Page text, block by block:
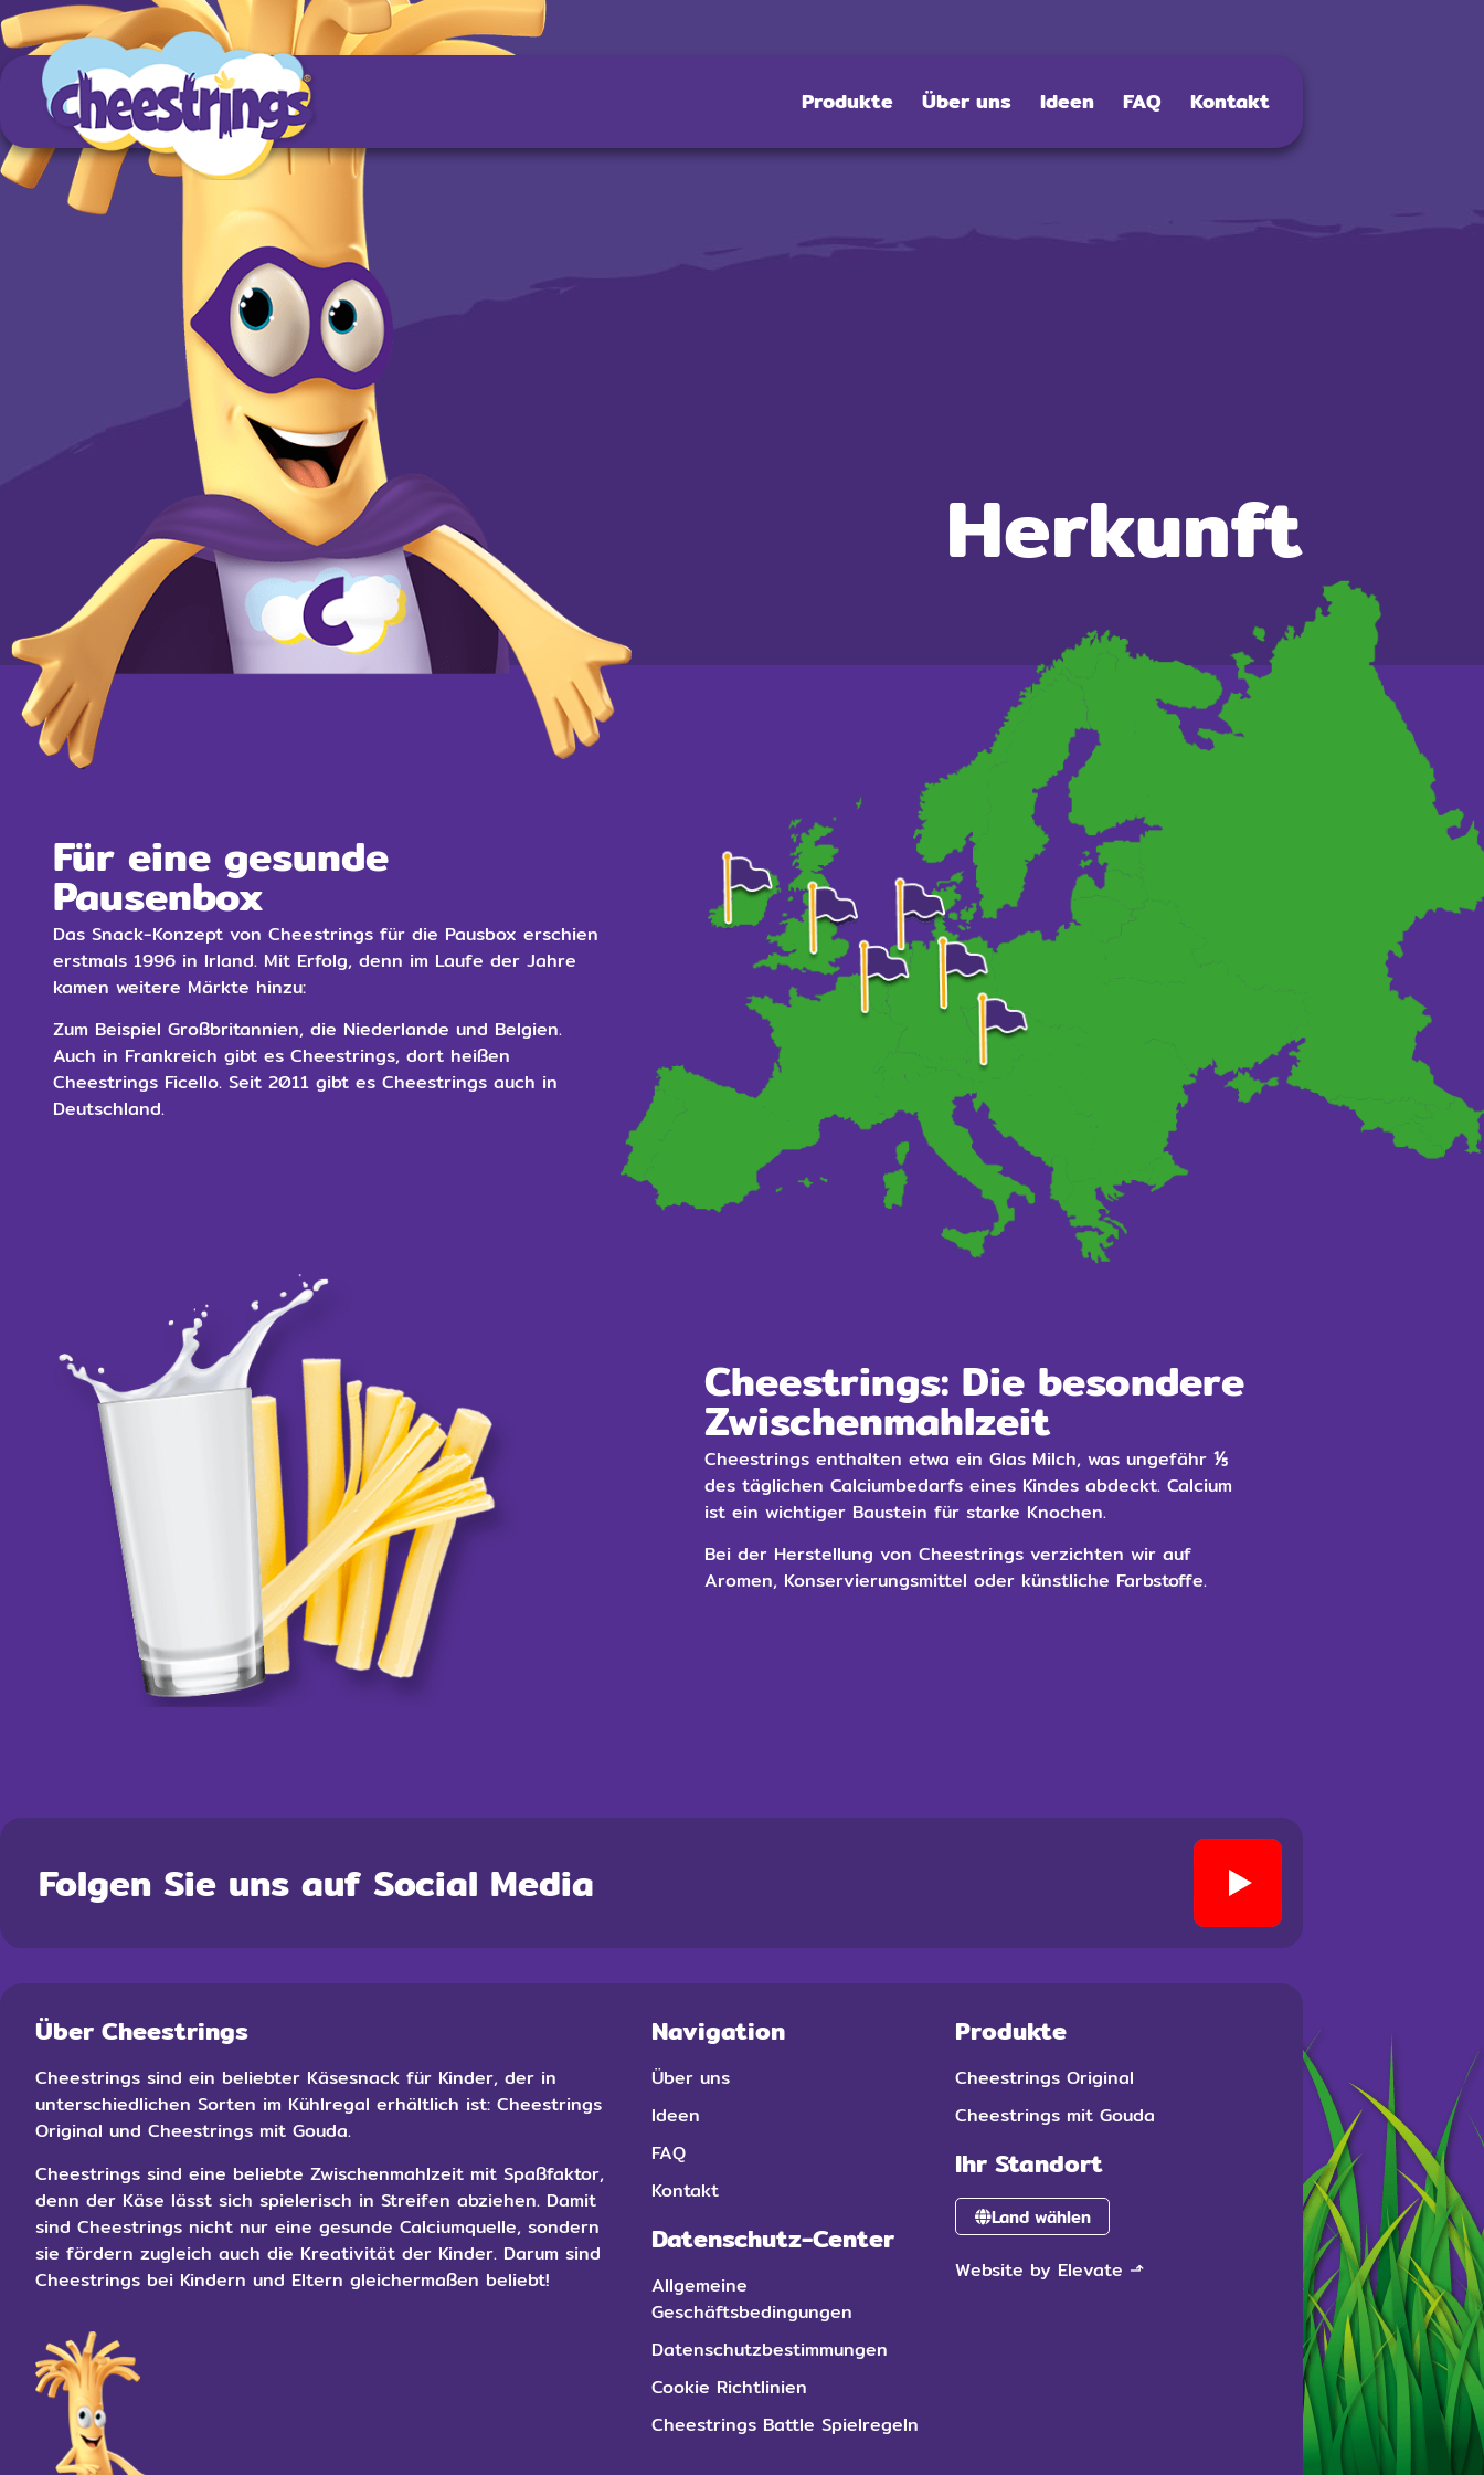
Produkte Über uns Ideen FAQ Kontakt
Herkunft
Für eine gesunde
Pausenbox
Das Snack-Konzept von Cheestrings für die Pausbox erschien
erstmals 1996 in Irland. Mit Erfolg, denn im Laufe der Jahre
kamen weitere Märkte hinzu:
Zum Beispiel Großbritannien, die Niederlande und Belgien.
Auch in Frankreich gibt es Cheestrings, dort heißen
Cheestrings Ficello. Seit 2011 gibt es Cheestrings auch in
Deutschland.
Cheestrings: Die besondere
Zwischenmahlzeit
Cheestrings enthalten etwa ein Glas Milch, was ungefähr ⅕
des täglichen Calciumbedarfs eines Kindes abdeckt. Calcium
ist ein wichtiger Baustein für starke Knochen.
Bei der Herstellung von Cheestrings verzichten wir auf
Aromen, Konservierungsmittel oder künstliche Farbstoffe.
Folgen Sie uns auf Social Media
Über Cheestrings
Cheestrings sind ein beliebter Käsesnack für Kinder, der in
unterschiedlichen Sorten im Kühlregal erhältlich ist: Cheestrings
Original und Cheestrings mit Gouda.
Cheestrings sind eine beliebte Zwischenmahlzeit mit Spaßfaktor,
denn der Käse lässt sich spielerisch in Streifen abziehen. Damit
sind Cheestrings nicht nur eine gesunde Calciumquelle, sondern
sie fördern zugleich auch die Kreativität der Kinder. Darum sind
Cheestrings bei Kindern und Eltern gleichermaßen beliebt!
Navigation
Über uns
Ideen
FAQ
Kontakt
Datenschutz-Center
Allgemeine
Geschäftsbedingungen
Datenschutzbestimmungen
Cookie Richtlinien
Cheestrings Battle Spielregeln
Produkte
Cheestrings Original
Cheestrings mit Gouda
Ihr Standort
Land wählen
Website by Elevate ⬏